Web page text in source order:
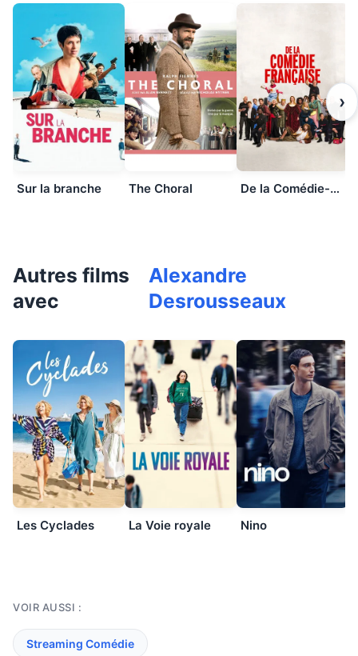
Sur la branche The Choral De la Comédie-Française
›
Autres films
avec
Alexandre
Desrousseaux
Les Cyclades La Voie royale Nino
VOIR AUSSI :
Streaming Comédie